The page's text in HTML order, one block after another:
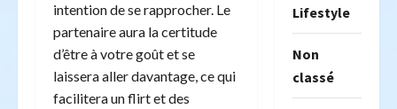
intention de se rapprocher. Le
partenaire aura la certitude
d’être à votre goût et se
laissera aller davantage, ce qui
facilitera un flirt et des
Lifestyle
Non
classé